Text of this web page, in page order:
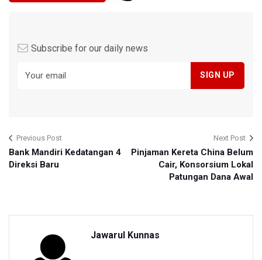
Subscribe for our daily news
Previous Post
Bank Mandiri Kedatangan 4
Direksi Baru
Next Post
Pinjaman Kereta China Belum
Cair, Konsorsium Lokal
Patungan Dana Awal
Jawarul Kunnas